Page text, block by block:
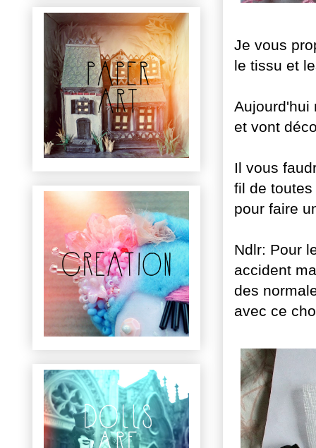
Je vous
le tissu et
Aujourd'hui
et vont
Il vous
fil de
pour faire
Ndlr: Pour
accident
des
avec ce